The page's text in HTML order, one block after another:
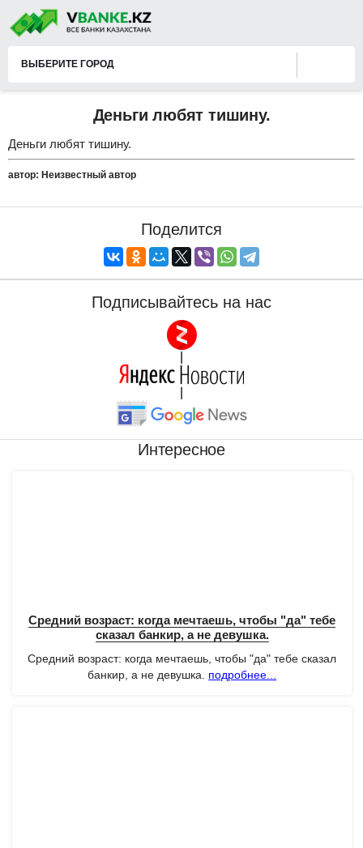
ВЫБЕРИТЕ ГОРОД
Деньги любят тишину.
Деньги любят тишину.
автор: Неизвестный автор
Поделится
Подписывайтесь на нас
Интересное
Средний возраст: когда мечтаешь, чтобы "да" тебе
сказал банкир, а не девушка.
Средний возраст: когда мечтаешь, чтобы "да" тебе сказал
банкир, а не девушка. подробнее...